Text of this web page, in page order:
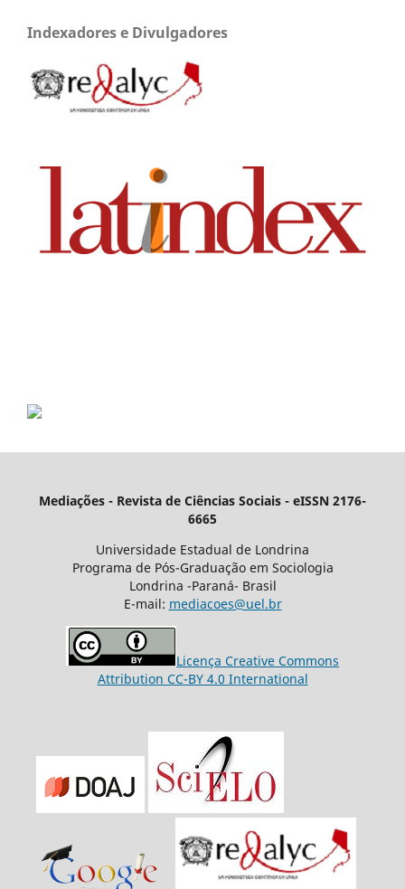
Indexadores e Divulgadores
Mediações - Revista de Ciências Sociais - eISSN 2176-
6665
Universidade Estadual de Londrina
Programa de Pós-Graduação em Sociologia
Londrina -Paraná- Brasil
E-mail: mediacoes@uel.br
Licença Creative Commons
Attribution CC-BY 4.0 International